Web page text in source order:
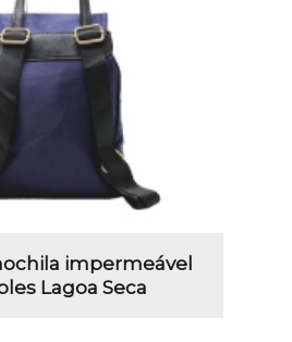
impermeável
Lagoa Seca